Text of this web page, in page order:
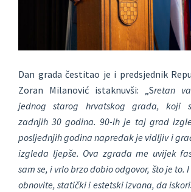
Dan grada čestitao je i predsjednik
Zoran Milanović istaknuvši: „Sretan
jednog starog hrvatskog grada, koji
zadnjih 30 godina. 90-ih je taj grad
posljednjih godina napredak je vidljiv i
izgleda ljepše. Ova zgrada me uvijek
sam se, i vrlo brzo dobio odgovor, što je to.
obnovite, statički i estetski izvana, da